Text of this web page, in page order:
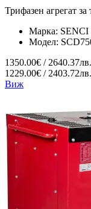
Трифазен агрегат
Марка: SENCI
Модел:
1350.00€ / 2640.37лв.
1229.00€ / 2403.72лв.
Виж